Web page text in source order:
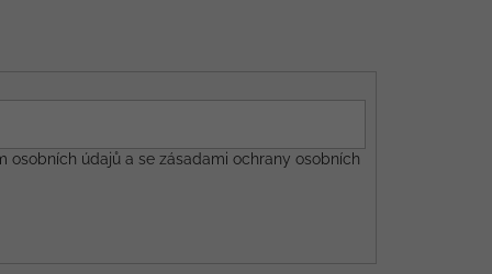
osobních údajů a sezásadami ochrany osobních